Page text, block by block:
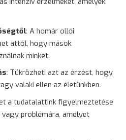
: A homár ollói
attól, hogy mások
minket.
: Tükrözheti azt az érzést, hogy
valaki ellen az életünkben.
a tudatalattink figyelmeztetése
problémára, amelyet